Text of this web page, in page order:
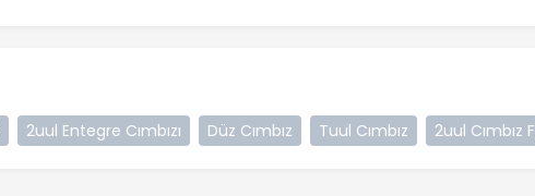
2uul Entegre Cımbızı Düz Cımbız Tuul Cımbız 2uul Cımbız